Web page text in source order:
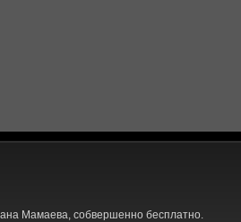
Мамаева, собвершенно бесплатно.